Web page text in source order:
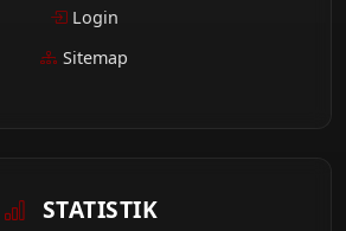
Login
Sitemap
STATISTIK